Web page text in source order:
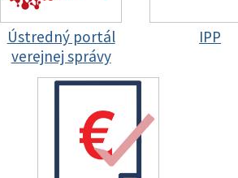
Ústredný portál
verejnej správy
IPP